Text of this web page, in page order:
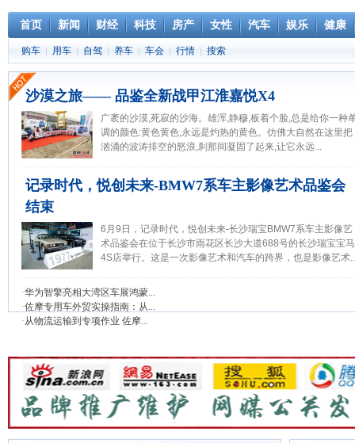
首页 新闻 财经 科技 房产 女性 汽车 娱乐 健康
购车 用车 自驾 养车 车会 行情 搜索
沙漠之旅—— 品鉴全新战甲江淮嘉悦X4
广袤的沙漠,死寂的沙海。雄浑,静穆,板着个脸,总是给你一种
调的颜色:黄色黄色,永远是灼热的黄色。仿佛大自然在这里把
汹涌的波涛排空的怒浪,刹那间凝固了起来,让它永远...
记录时代，悦创未来-BMW7系车主影像艺术品鉴会
结束
6月9日，记录时代，悦创未来-长沙瑞宝BMW7系车主影像艺
术品鉴会在位于长沙市雨花区长沙大道688号的长沙瑞宝宝马
4S店举行。这是一次影像艺术和汽车的跨界，也是影像艺术
·华为智擎亮相大湾区车展鸿蒙...
·佐摩专用车外贸实操指南：从...
·从物流运输到专项作业 佐摩...